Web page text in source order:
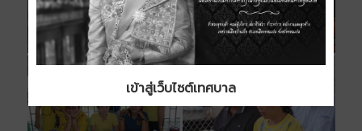
เข้าสู่เว็บไซต์เทศบาล